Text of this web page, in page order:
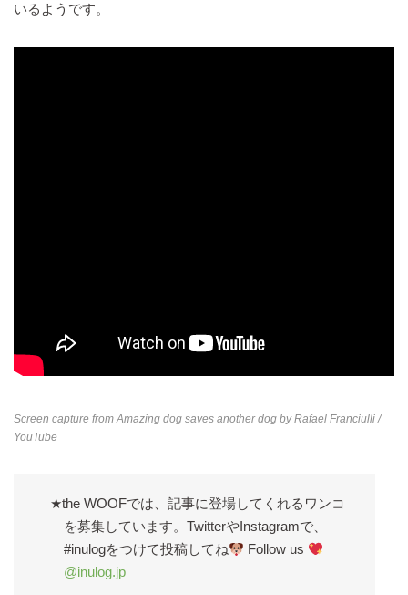
いるようです。
Screen capture fromAmazing dog saves another dog by Rafael Franciulli/
YouTube
★the WOOFでは、記事に登場してくれるワンコ
を募集しています。TwitterやInstagramで、
#inulogをつけて投稿してね
Follow us
@inulog.jp